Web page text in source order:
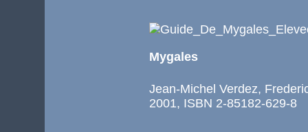
Mygales
Jean-Michel Verdez,
2001, ISBN 2-85182-629-8